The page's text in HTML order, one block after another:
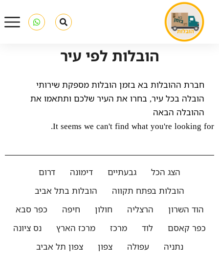
הובלות לפי עיר
חברת ההובלות בא בזמן הובלות מספקת שירותי
הובלה בכל עיר, בחרו את העיר שלכם ותתאמו את
ההובלה הבאה
It seems we can't find what you're looking for.
הצג הכל גבעתיים דימונה
דרום
הובלות בפתח תקווה
הובלות בתל אביב
הוד השרון
הרצליה חולון חיפה
כפר סבא
כפר קאסם
לוד מרכז מרכז הארץ
נס ציונה
נתניה
עפולה צפון
צפון תל אביב